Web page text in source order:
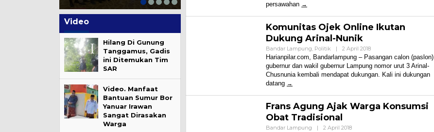
Video
Hilang Di Gunung
Tanggamus, Gadis
ini Ditemukan Tim
SAR
Video. Manfaat
Bantuan Sumur Bor
Yanuar Irawan
Sangat Dirasakan
Warga
persawahan
Komunitas Ojek Online Ikutan
Dukung Arinal-Nunik
Bandar Lampung, Politik | 2 April 2018Oleh
Harian
Pilar
Harianpilar.com, Bandarlampung – Pasangan calon (paslon)
gubernur dan wakil gubernur Lampung nomor urut 3 Arinal-
Chusnunia kembali mendapat dukungan. Kali ini dukungan
datang
Frans Agung Ajak Warga Konsumsi
Obat Tradisional
Bandar Lampung | 2 April 2018Oleh